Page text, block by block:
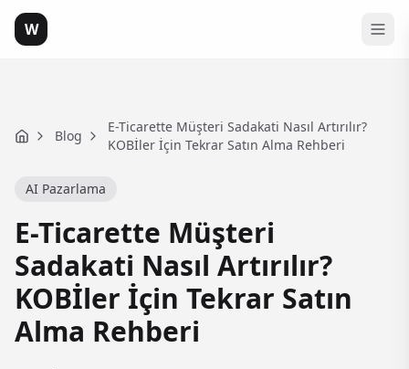
W
Home Blog
E-Ticarette Müşteri Sadakati Nasıl Artırılır?
KOBİler İçin Tekrar Satın Alma Rehberi
AI Pazarlama
E-Ticarette Müşteri
Sadakati Nasıl Artırılır?
KOBİler İçin Tekrar Satın
Alma Rehberi